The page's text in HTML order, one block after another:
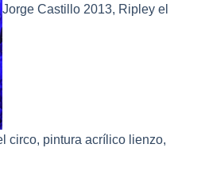
Jorge Castillo 2013, Ripley el
circo, pintura acrílico lienzo,